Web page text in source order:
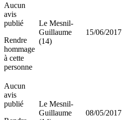
Aucun
avis
publié
Rendre
hommage
à cette
personne
Le Mesnil-
Guillaume
(14)
15/06/2017
Aucun
avis
publié
Le Mesnil-
Guillaume
08/05/2017